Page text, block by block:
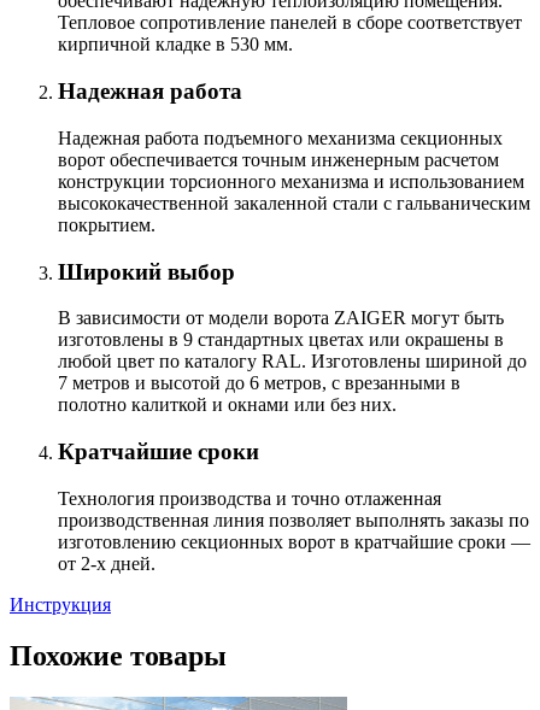
Тепловое сопротивление панелей в сборе соответствует
кирпичной кладке в 530 мм.
Надежная работа
Надежная работа подъемного механизма секционных
ворот обеспечивается точным инженерным расчетом
конструкции торсионного механизма и использованием
высококачественной закаленной стали с гальваническим
покрытием.
Широкий выбор
В зависимости от модели ворота ZAIGER могут быть
изготовлены в 9 стандартных цветах или окрашены в
любой цвет по каталогу RAL. Изготовлены шириной до
7 метров и высотой до 6 метров, с врезанными в
полотно калиткой и окнами или без них.
Кратчайшие сроки
Технология производства и точно отлаженная
производственная линия позволяет выполнять заказы по
изготовлению секционных ворот в кратчайшие сроки —
от 2-х дней.
Инструкция
Похожие товары